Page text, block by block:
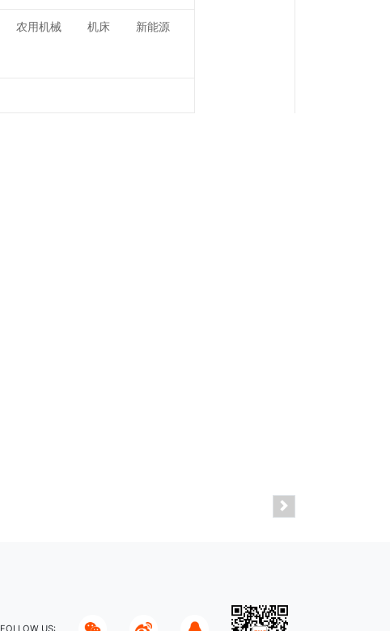
农用机械 机床 新能源
FOLLOW US: